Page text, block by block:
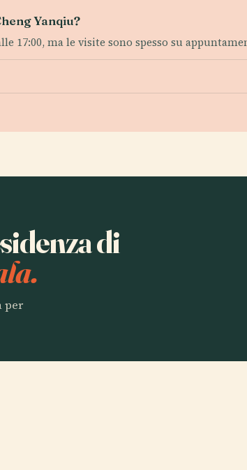
Yanqiu?
17:00, ma le visite sono spesso su
di
per